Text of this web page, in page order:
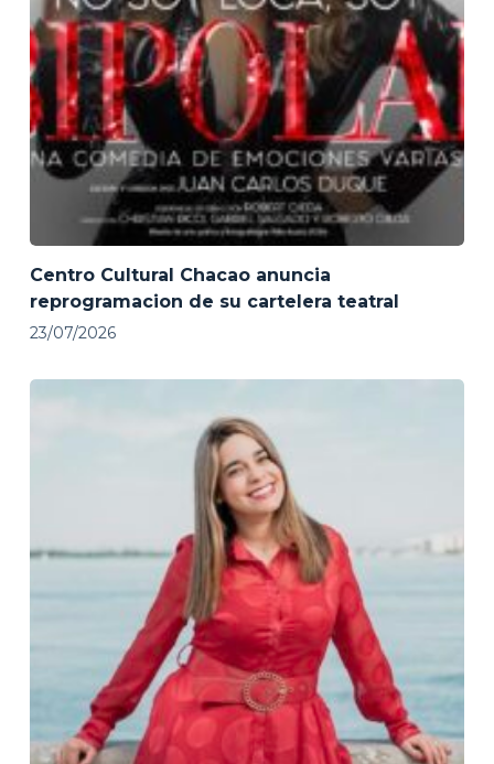
Centro Cultural Chacao anuncia
reprogramacion de su cartelera teatral
23/07/2026